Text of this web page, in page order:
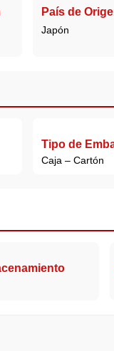
País de
Japón
Tipo de
Caja – Cartón